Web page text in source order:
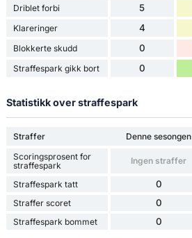
Driblet forbi 5
Klareringer 4
Blokkerte skudd 0
Straffespark gikk bort 0
Statistikk over straffespark
Straffer Denne sesongen
Scoringsprosent for
straffespark
Ingen straffer
Straffespark tatt 0
Straffer scoret 0
Straffespark bommet 0